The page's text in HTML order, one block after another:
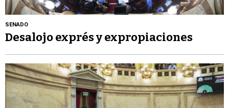
SENADO
Desalojo exprés y expropiaciones